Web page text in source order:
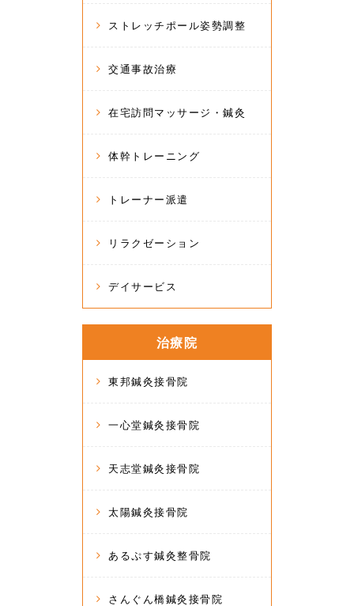
ストレッチポール姿勢調整
交通事故治療
在宅訪問マッサージ・鍼灸
体幹トレーニング
トレーナー派遣
リラクゼーション
デイサービス
治療院
東邦鍼灸接骨院
一心堂鍼灸接骨院
天志堂鍼灸接骨院
太陽鍼灸接骨院
あるぷす鍼灸整骨院
さんぐん橋鍼灸接骨院